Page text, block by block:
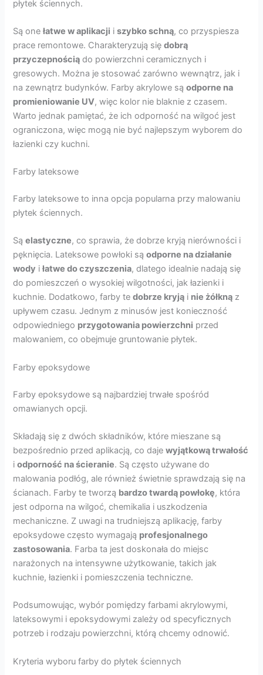
płytek ściennych.
Są onełatwe w aplikacji iszybko schną, co przyspiesza
prace remontowe. Charakteryzują siędobrą
przyczepnością do powierzchni ceramicznych i
gresowych. Można je stosować zarówno wewnątrz, jak i
na zewnątrz budynków. Farby akrylowe sąodporne na
promieniowanie UV, więc kolor nie blaknie z czasem.
Warto jednak pamiętać, że ich odporność na wilgoć jest
ograniczona, więc mogą nie być najlepszym wyborem do
łazienki czy kuchni.
Farby lateksowe
Farby lateksowe to inna opcja popularna przy malowaniu
płytek ściennych.
Sąelastyczne, co sprawia, że dobrze kryją nierówności i
pęknięcia. Lateksowe powłoki sąodporne na działanie
wody iłatwe do czyszczenia, dlatego idealnie nadają się
do pomieszczeń o wysokiej wilgotności, jak łazienki i
kuchnie. Dodatkowo, farby tedobrze kryją i nie żółkną z
upływem czasu. Jednym z minusów jest konieczność
odpowiedniego przygotowania powierzchni przed
malowaniem, co obejmuje gruntowanie płytek.
Farby epoksydowe
Farby epoksydowe są najbardziej trwałe spośród
omawianych opcji.
Składają się z dwóch składników, które mieszane są
bezpośrednio przed aplikacją, co dajewyjątkową trwałość
iodporność na ścieranie. Są często używane do
malowania podłóg, ale również świetnie sprawdzają się na
ścianach. Farby te tworzą bardzo twardą powłokę, która
jest odporna na wilgoć, chemikalia i uszkodzenia
mechaniczne. Z uwagi na trudniejszą aplikację, farby
epoksydowe często wymagają profesjonalnego
zastosowania. Farba ta jest doskonała do miejsc
narażonych na intensywne użytkowanie, takich jak
kuchnie, łazienki i pomieszczenia techniczne.
Podsumowując, wybór pomiędzy farbami akrylowymi,
lateksowymi i epoksydowymi zależy od specyficznych
potrzeb i rodzaju powierzchni, którą chcemy odnowić.
Kryteria wyboru farby do płytek ściennych